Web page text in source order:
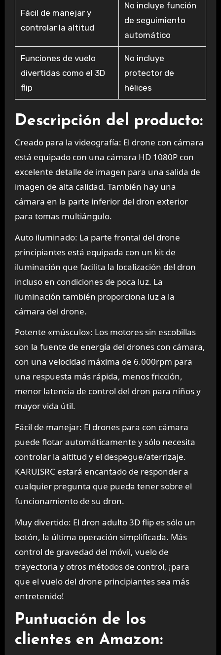
Fácil de manejar y
controlar la altitud
No incluye función
de seguimiento
automático
Funciones de vuelo
divertidas como el 3D
flip
No incluye
protector de
hélices
Descripción del producto:
Creado para la videografía: El drone con cámara
está equipado con una cámara HD 1080P con
excelente detalle de imagen para una salida de
imagen de alta calidad. También hay una
cámara en la parte inferior del dron exterior
para tomas multiángulo.
Auto iluminado: La parte frontal del drone
principiantes está equipada con un kit de
iluminación que facilita la localización del dron
incluso en condiciones de poca luz. La
iluminación también proporciona luz a la
cámara del drone.
Potente «músculo»: Los motores sin escobillas
son la fuente de energía del drones con cámara,
con una velocidad máxima de 6.000rpm para
una respuesta más rápida, menos fricción,
menor latencia de control del dron para niños y
mayor vida útil.
Fácil de manejar: El drones para con cámara
puede flotar automáticamente y sólo necesita
controlar la altitud y el despegue/aterrizaje.
KARUISRC estará encantado de responder a
cualquier pregunta que pueda tener sobre el
funcionamiento de su dron.
Muy divertido: El dron adulto 3D flip es sólo un
botón, la última operación simplificada. Más
control de gravedad del móvil, vuelo de
trayectoria y otros métodos de control, ¡para
que el vuelo del drone principiantes sea más
entretenido!
Puntuación de los
clientes en Amazon: